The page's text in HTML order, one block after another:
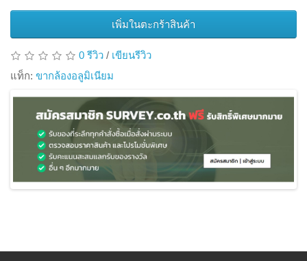
เพิ่มในตะกร้าสินค้า
0 รีวิว / เขียนรีวิว
แท็ก: ขากล้องอลูมิเนียม